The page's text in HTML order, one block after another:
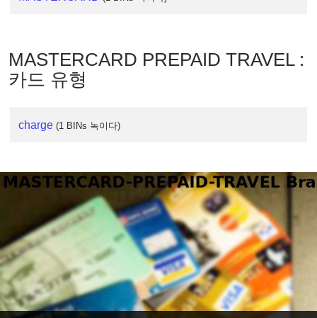
MASTERCARD PREPAID TRAVEL :
카드 유형
charge (1 BINs 녹이다)